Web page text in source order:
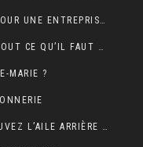
L’ÉNERGIE SOLAIRE EST-ELLE FIABLE POUR UNE ENTREPRISE ?
TOITURE VÉGÉTALISÉE : DÉCOUVREZ TOUT CE QU’IL FAUT RETENIR À CE SUJET
MARIE ?
RÉPARATION ET REMPLACEMENT : TROUVEZ L’AILE ARRIÈRE PARFAITE POUR RESTAURER VOTRE VÉHICULE